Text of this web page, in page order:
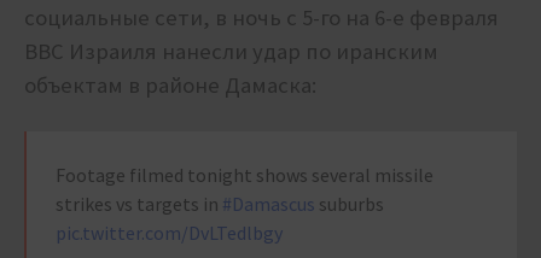
социальные сети, в ночь с 5-го на 6-е февраля
ВВС Израиля нанесли удар по иранским
объектам в районе Дамаска:
Footage filmed tonight shows several missile
strikes vs targets in #Damascus suburbs
pic.twitter.com/DvLTedlbgy